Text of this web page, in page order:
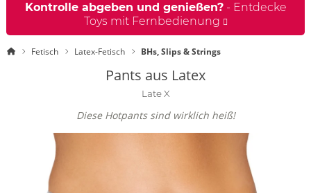
Kontrolle abgeben und genießen?- Entdecke
Toys mit Fernbedienung
Startseite
Fetisch Latex-Fetisch BHs, Slips & Strings
Pants aus Latex
Late X
Diese Hotpants sind wirklich heiß!